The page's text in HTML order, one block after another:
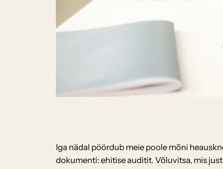
Iga nädal pöördub meie poole mõni
dokumenti: ehitise auditit. Võluvitsa, mis